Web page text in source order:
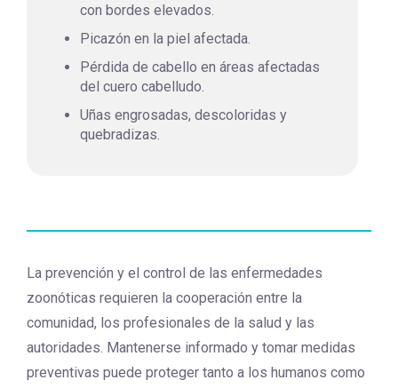
con bordes elevados.
Picazón en la piel afectada.
Pérdida de cabello en áreas afectadas
del cuero cabelludo.
Uñas engrosadas, descoloridas y
quebradizas.
La prevención y el control de las enfermedades
zoonóticas requieren la cooperación entre la
comunidad, los profesionales de la salud y las
autoridades. Mantenerse informado y tomar medidas
preventivas puede proteger tanto a los humanos como